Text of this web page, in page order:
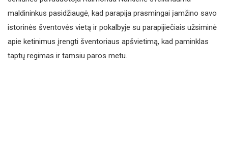
maldininkus pasidžiaugė, kad parapija prasmingai įamžino savo
istorinės šventovės vietą ir pokalbyje su parapijiečiais užsiminė
apie ketinimus įrengti šventoriaus apšvietimą, kad paminklas
taptų regimas ir tamsiu paros metu.